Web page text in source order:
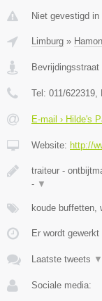
Niet gevestigd
Limburg »
Bevrijdingsstraat
Tel: 011/622319,
E-mail › Hilde's
Website: http://
traiteur -
- ▼
koude buffetten,
Er wordt
Laatste tweets ▼
Sociale media: